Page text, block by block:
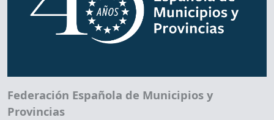
Federación Española de Municipios y
Provincias